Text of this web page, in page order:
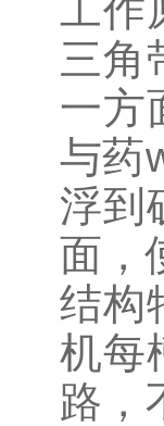
工作
三角
一方
与药
浮到
面，
结构
机每
路，